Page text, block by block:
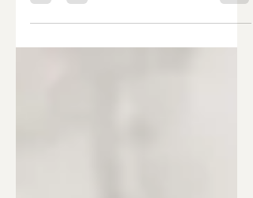
medicamentos.